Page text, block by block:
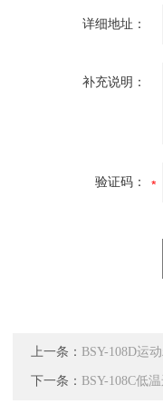
详细地址：
补充说明：
验证码：
上一条： BSY-108D运
下一条： BSY-108C低